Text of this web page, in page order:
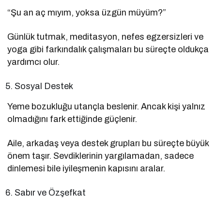
“Şu an aç mıyım, yoksa üzgün müyüm?”
Günlük tutmak, meditasyon, nefes egzersizleri ve
yoga gibi farkındalık çalışmaları bu süreçte oldukça
yardımcı olur.
Sosyal Destek
Yeme bozukluğu utançla beslenir. Ancak kişi yalnız
olmadığını fark ettiğinde güçlenir.
Aile, arkadaş veya destek grupları bu süreçte büyük
önem taşır. Sevdiklerinin yargılamadan, sadece
dinlemesi bile iyileşmenin kapısını aralar.
Sabır ve Özşefkat